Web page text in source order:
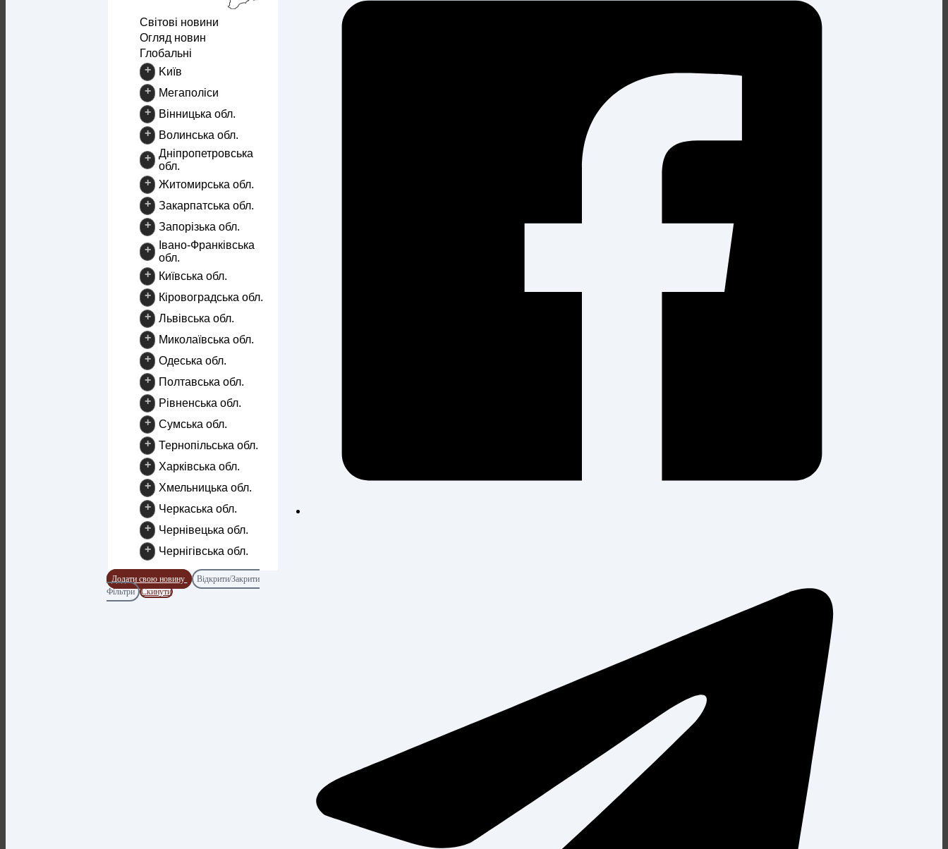
Світові новини
Огляд новин
Глобальні
+
Kиїв
+
Mегаполіси
+
Вінницька обл.
+
Волинська обл.
+
Дніпропетровська
обл.
+
Житомирська обл.
+
Закарпатська обл.
+
Запорізька обл.
+
Івано-Франківська
обл.
+
Київська обл.
+
Кіровоградська обл.
+
Львівська обл.
+
Миколаївська обл.
+
Одеська обл.
+
Полтавська обл.
+
Рівненська обл.
+
Сумська обл.
+
Тернопільська обл.
+
Харківська обл.
+
Хмельницька обл.
+
Черкаська обл.
+
Чернівецька обл.
+
Чернігівська обл.
Додати свою новину
Відкрити/Закрити
Фільтри
Скинути